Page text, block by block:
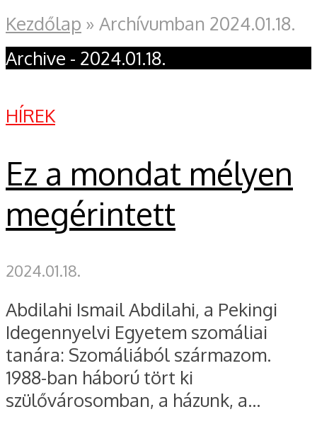
Kezdőlap » Archívumban 2024.01.18.
Archive - 2024.01.18.
HÍREK
Ez a mondat mélyen
megérintett
2024.01.18.
Abdilahi Ismail Abdilahi, a Pekingi
Idegennyelvi Egyetem szomáliai
tanára: Szomáliából származom.
1988-ban háború tört ki
szülővárosomban, a házunk, a...